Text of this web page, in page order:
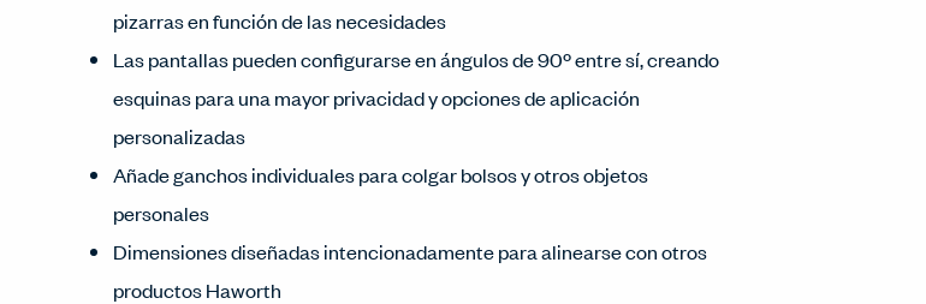
pizarras en función de las necesidades
Las pantallas pueden configurarse en ángulos de 90º entre sí, creando
esquinas para una mayor privacidad y opciones de aplicación
personalizadas
Añade ganchos individuales para colgar bolsos y otros objetos
personales
Dimensiones diseñadas intencionadamente para alinearse con otros
productos Haworth